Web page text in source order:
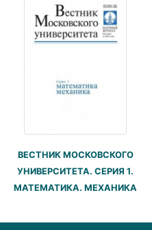
ВЕСТНИК МОСКОВСКОГО
УНИВЕРСИТЕТА. СЕРИЯ 1.
МАТЕМАТИКА. МЕХАНИКА